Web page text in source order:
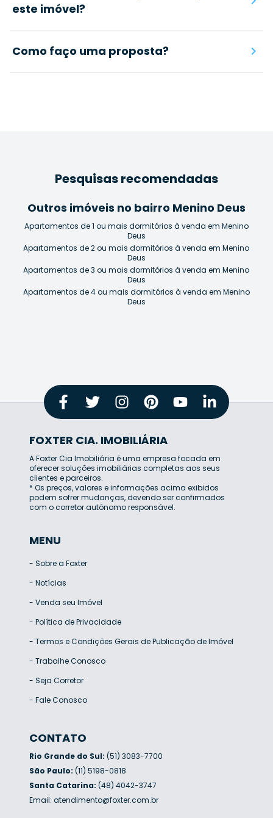
este imóvel?
Como faço uma proposta?
Pesquisas recomendadas
Outros imóveis no bairro Menino Deus
Apartamentos de 1 ou mais dormitórios à venda em Menino
Deus
Apartamentos de 2 ou mais dormitórios à venda em Menino
Deus
Apartamentos de 3 ou mais dormitórios à venda em Menino
Deus
Apartamentos de 4 ou mais dormitórios à venda em Menino
Deus
FOXTER CIA. IMOBILIÁRIA
A Foxter Cia Imobiliária é uma empresa focada em
oferecer soluções imobiliárias completas aos seus
clientes e parceiros.
* Os preços, valores e informações acima exibidos
podem sofrer mudanças, devendo ser confirmados
com o corretor autônomo responsável.
MENU
- Sobre a Foxter
- Notícias
- Venda seu Imóvel
- Política de Privacidade
- Termos e Condições Gerais de Publicação de Imóvel
- Trabalhe Conosco
- Seja Corretor
- Fale Conosco
CONTATO
Rio Grande do Sul: (51) 3083-7700
São Paulo: (11) 5198-0818
Santa Catarina: (48) 4042-3747
Email: atendimento@foxter.com.br